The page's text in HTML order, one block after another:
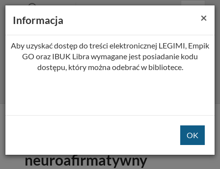
główne
główna
strona
główna
Menu
Wszystkie pola
Rozszerzone
Tytuł pozycji:
neuroafirmatywny
×
Informacja
Aby uzyskać dostęp do treści elektronicznej LEGIMI, Empik
GO oraz IBUK Libra wymagane jest posiadanie kodu
dostępu, który można odebrać w bibliotece.